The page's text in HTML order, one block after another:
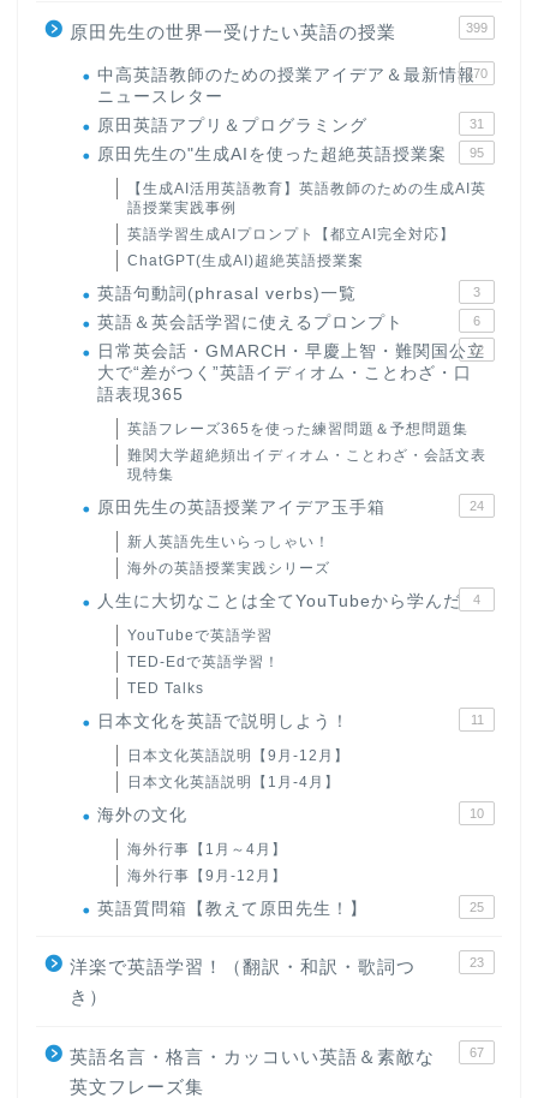
原田先生の世界一受けたい英語の授業 399
中高英語教師のための授業アイデア＆最新情報
ニュースレター
170
原田英語アプリ＆プログラミング 31
原田先生の"生成AIを使った超絶英語授業案 95
【生成AI活用英語教育】英語教師のための生成AI英
語授業実践事例
英語学習生成AIプロンプト【都立AI完全対応】
ChatGPT(生成AI)超絶英語授業案
英語句動詞(phrasal verbs)一覧 3
英語＆英会話学習に使えるプロンプト 6
日常英会話・GMARCH・早慶上智・難関国公立
大で“差がつく”英語イディオム・ことわざ・口
語表現365
22
英語フレーズ365を使った練習問題＆予想問題集
難関大学超絶頻出イディオム・ことわざ・会話文表
現特集
原田先生の英語授業アイデア玉手箱 24
新人英語先生いらっしゃい！
海外の英語授業実践シリーズ
人生に大切なことは全てYouTubeから学んだ 4
YouTubeで英語学習
TED-Edで英語学習！
TED Talks
日本文化を英語で説明しよう！ 11
日本文化英語説明【9月-12月】
日本文化英語説明【1月-4月】
海外の文化 10
海外行事【1月～4月】
海外行事【9月-12月】
英語質問箱【教えて原田先生！】 25
洋楽で英語学習！（翻訳・和訳・歌詞つ
き）
23
英語名言・格言・カッコいい英語＆素敵な
英文フレーズ集
67